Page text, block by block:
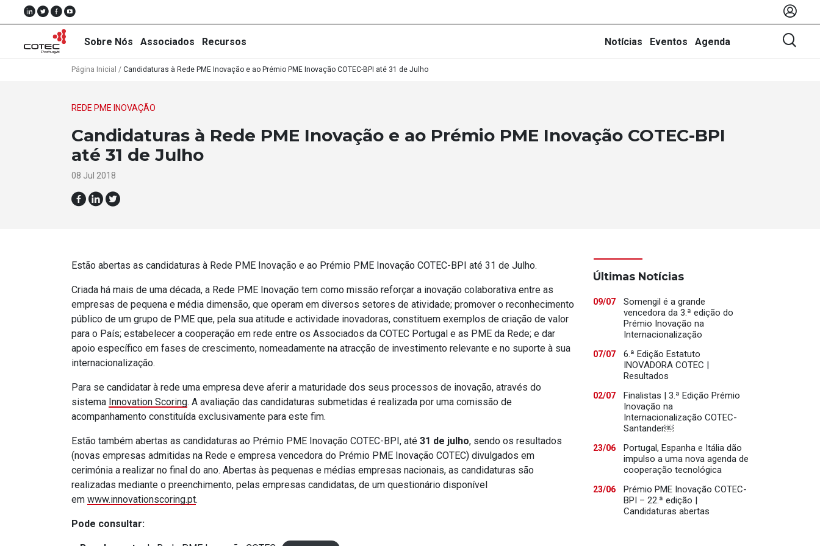
Associados
Sobre Nós Associados Recursos Notícias Eventos Agenda
Página Inicial / Candidaturas à Rede PME Inovação e ao Prémio PME Inovação COTEC-BPI até 31 de Julho
REDE PME INOVAÇÃO
Candidaturas à Rede PME Inovação e ao Prémio PME Inovação COTEC-BPI
até 31 de Julho
08 Jul 2018
Estão abertas as candidaturas à Rede PME Inovação e ao Prémio PME Inovação COTEC-BPI até 31 de Julho.
Criada há mais de uma década, a Rede PME Inovação tem como missão reforçar a inovação colaborativa entre as
empresas de pequena e média dimensão, que operam em diversos setores de atividade; promover o reconhecimento
público de um grupo de PME que, pela sua atitude e actividade inovadoras, constituem exemplos de criação de valor
para o País; estabelecer a cooperação em rede entre os Associados da COTEC Portugal e as PME da Rede; e dar
apoio específico em fases de crescimento, nomeadamente na atracção de investimento relevante e no suporte à sua
internacionalização.
Para se candidatar à rede uma empresa deve aferir a maturidade dos seus processos de inovação, através do
sistema Innovation Scoring. A avaliação das candidaturas submetidas é realizada por uma comissão de
acompanhamento constituída exclusivamente para este fim.
Estão também abertas as candidaturas ao Prémio PME Inovação COTEC-BPI, até 31 de julho, sendo os resultados
(novas empresas admitidas na Rede e empresa vencedora do Prémio PME Inovação COTEC) divulgados em
cerimónia a realizar no final do ano. Abertas às pequenas e médias empresas nacionais, as candidaturas são
realizadas mediante o preenchimento, pelas empresas candidatas, de um questionário disponível
em www.innovationscoring.pt.
Pode consultar:
Últimas Notícias
09/07
Somengil é a grande
vencedora da 3.ª edição do
Prémio Inovação na
Internacionalização
07/07
6.ª Edição Estatuto
INOVADORA COTEC |
Resultados
02/07
Finalistas | 3.ª Edição Prémio
Inovação na
Internacionalização COTEC-
Santander￼
23/06
Portugal, Espanha e Itália dão
impulso a uma nova agenda de
cooperação tecnológica
23/06
Prémio PME Inovação COTEC-
BPI – 22.ª edição |
Candidaturas abertas